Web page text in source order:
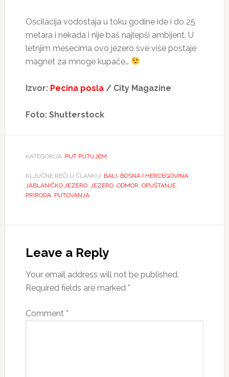
Oscilacija vodostaja u toku godine ide i do 25
metara i nekada i nije baš najlepši ambijent. U
letnjim mesecima ovo jezero sve više postaje
magnet za mnoge kupače…
Izvor: Pecina posla/ City Magazine
Foto: Shutterstock
KATEGORIJA: PUT PUTUJEM
KLJUČNE REČI U ČLANKU: BALI BOSNA I HERCEGOVINA,
JABLANIČKO JEZERO, JEZERO, ODMOR OPUŠTANJE,
PRIRODA, PUTOVANJA
Interactions
Leave a Reply
Your email address will not be published.
Required fields are marked *
Comment *